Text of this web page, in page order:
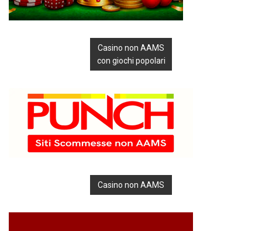
Casino non AAMS
con giochi popolari
Casino non AAMS